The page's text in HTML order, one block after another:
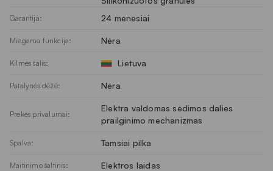
Garantija: 24 mėnesiai
Miegama funkcija: Nėra
Kilmės šalis: Lietuva
Patalynės dėžė: Nėra
Prekės privalumai:
Elektra valdomas sėdimos dalies
prailginimo mechanizmas
Spalva: Tamsiai pilka
Maitinimo šaltinis: Elektros laidas